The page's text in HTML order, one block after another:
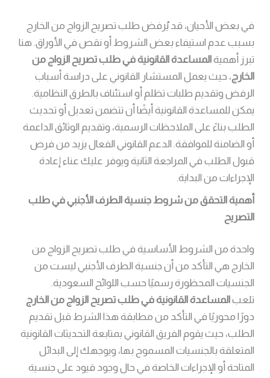
في بعض الأحيان، قد يُرفض طلب تصريح الزواج من الخارج
بسبب عدم استيفاء بعض الشروط أو نقص في الأوراق. هنا
تبرز أهميةالمساعدة القانونية في طلب تصريح الزواج من
الخارج، حيث يعمل المستشار القانوني على دراسة أسباب
الرفض وتقديم طلبات تظلم أو استئناف بالطرق النظامية.
يمكن للمساعدة القانونية أيضًا أن تتضمن تعديل أو تحديث
الطلب بناءً على الملاحظات الرسمية، وتقديم الوثائق الداعمة
أو الضامنة للموافقة. الدعم القانوني الفعال يزيد من فرص
قبول الطلب في المراجعة الثانية ويوفر عليك عناء إعادة
الإجراءات من البداية.
أهمية التحقق من شروط جنسية الطرف الأجنبي في طلب
التصريح
واحدة من الشروط الأساسية في طلب تصريح الزواج من
الخارج هي التأكد من أن جنسية الطرف الأجنبي ليست من
الجنسيات المحظورة رسميًا حسب اللوائح السعودية.
تلعبالمساعدة القانونية في طلب تصريح الزواج من الخارج
دورًا محوريًا في التأكد من مطابقة هذا الشرط قبل تقديم
الطلب، حيث يقوم الفريق القانوني بمتابعة التحديثات القانونية
المتعلقة بالجنسيات المسموح بها، ويوجهك إلى البدائل
المتاحة أو الإجراءات الخاصة في حال وجود قيود على جنسية